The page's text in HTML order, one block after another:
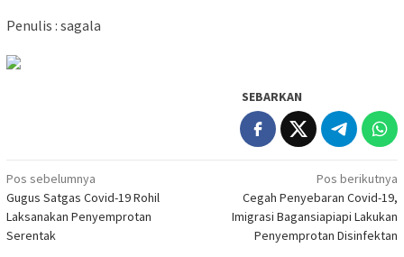
Penulis : sagala
SEBARKAN
Navigasi
pos
Pos sebelumnya
Gugus Satgas Covid-19 Rohil
Laksanakan Penyemprotan
Serentak
Pos berikutnya
Cegah Penyebaran Covid-19,
Imigrasi Bagansiapiapi Lakukan
Penyemprotan Disinfektan